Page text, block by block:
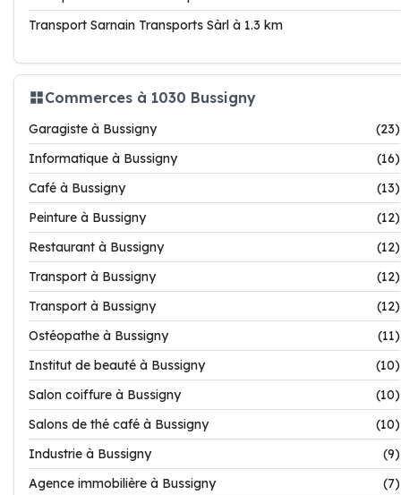
Transport Sarnain Transports Sàrl à 1.3 km
Commerces à 1030 Bussigny
Garagiste à Bussigny
(23)
Informatique à Bussigny
(16)
Café à Bussigny
(13)
Peinture à Bussigny
(12)
Restaurant à Bussigny
(12)
Transport à Bussigny
(12)
Transport à Bussigny
(12)
Ostéopathe à Bussigny
(11)
Institut de beauté à Bussigny
(10)
Salon coiffure à Bussigny
(10)
Salons de thé café à Bussigny
(10)
Industrie à Bussigny
(9)
Agence immobilière à Bussigny
(7)